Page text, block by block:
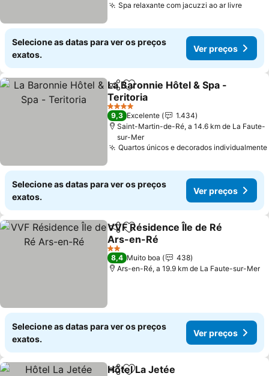
Spa relaxante com jacuzzi ao ar livre
Selecione as datas para ver os preços
exatos.
Ver preços
PartilharAdicionar aos favoritos
La Baronnie Hôtel & Spa -
Teritoria
4 Estrelas
9,3 Excelente
1.434
Saint-Martin-de-Ré, a 14.6 km de La Faute-
sur-Mer
Quartos únicos e decorados individualmente
Selecione as datas para ver os preços
exatos.
Ver preços
PartilharAdicionar aos favoritos
VVF Résidence Île de Ré
Ars-en-Ré
2 Estrelas
8,4 Muito boa
438
Ars-en-Ré, a 19.9 km de La Faute-sur-Mer
Selecione as datas para ver os preços
exatos.
Ver preços
Hôtel La Jetée